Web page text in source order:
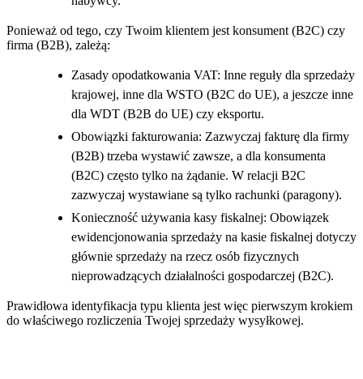
Ponieważ od tego, czy Twoim klientem jest konsument (B2C) czy
firma (B2B), zależą:
Zasady opodatkowania VAT: Inne reguły dla sprzedaży
krajowej, inne dla WSTO (B2C do UE), a jeszcze inne
dla WDT (B2B do UE) czy eksportu.
Obowiązki fakturowania: Zazwyczaj fakturę dla firmy
(B2B) trzeba wystawić zawsze, a dla konsumenta
(B2C) często tylko na żądanie. W relacji B2C
zazwyczaj wystawiane są tylko rachunki (paragony).
Konieczność używania kasy fiskalnej: Obowiązek
ewidencjonowania sprzedaży na kasie fiskalnej dotyczy
głównie sprzedaży na rzecz osób fizycznych
nieprowadzących działalności gospodarczej (B2C).
Prawidłowa identyfikacja typu klienta jest więc pierwszym krokiem
do właściwego rozliczenia Twojej sprzedaży wysyłkowej.